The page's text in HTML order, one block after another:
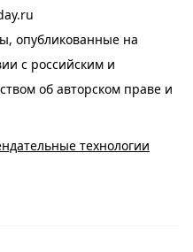
опубликованные на
с российским и
об авторском праве и
технологии